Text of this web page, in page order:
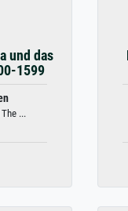
und das
1599
...